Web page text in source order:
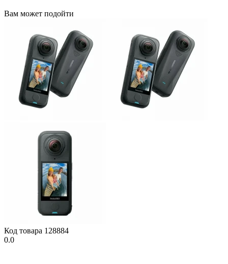
Вам может подойти
Код товара 128884
0.0